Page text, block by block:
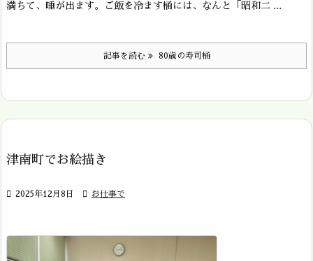
満ちて、唾が出ます。ご飯を冷ます桶には、なんと「昭和二 ...
記事を読む 80歳の寿司桶
津南町でお絵描き
 2025年12月8日  お仕事で